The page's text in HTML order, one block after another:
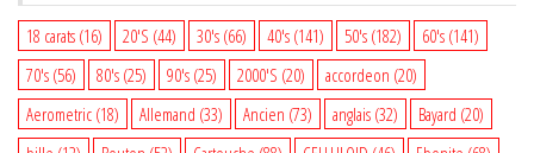
18 carats (16) 20'S (44) 30's (66) 40's (141) 50's (182) 60's (141)
70's (56) 80's (25) 90's (25) 2000'S (20) accordeon (20)
Aerometric (18) Allemand (33) Ancien (73) anglais (32) Bayard (20)